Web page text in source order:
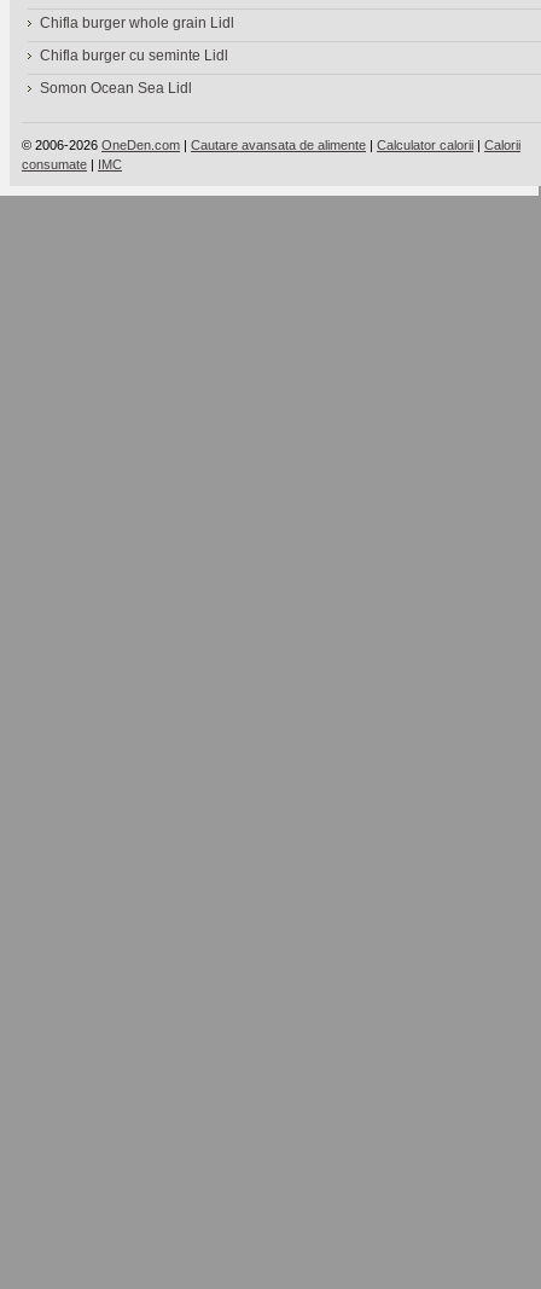
Chifla burger whole grain Lidl
Chifla burger cu seminte Lidl
Somon Ocean Sea Lidl
© 2006-2026 OneDen.com | Cautare avansata de alimente | Calculator calorii | Calorii
consumate | IMC